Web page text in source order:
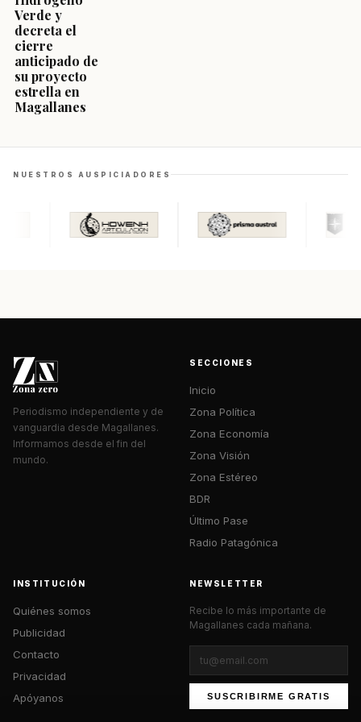
Verde y
decreta el
cierre
anticipado de
su proyecto
estrella en
Magallanes
NUESTROS AUSPICIADORES
Periodismo independiente y de
vanguardia desde Magallanes.
Informamos desde el fin del
mundo.
SECCIONES
Inicio
Zona Política
Zona Economía
Zona Visión
Zona Estéreo
BDR
Último Pase
Radio Patagónica
INSTITUCIÓN
Quiénes somos
Publicidad
Contacto
Privacidad
Apóyanos
NEWSLETTER
Recibe lo más importante de
Magallanes cada mañana.
SUSCRIBIRME GRATIS